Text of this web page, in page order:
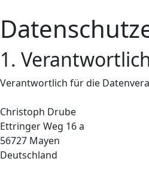
1.
Verantwortlich für die
Christoph Drube
Ettringer Weg 16 a
56727 Mayen
Deutschland